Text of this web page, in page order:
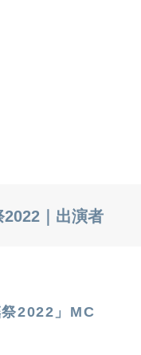
｜出演者
祭2022」MC